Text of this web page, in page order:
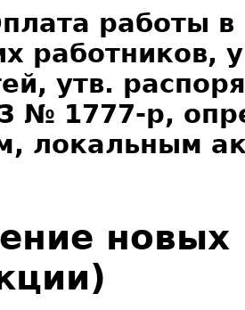
работы
работников,
утв.
№ 1777-р,
локальным
новых